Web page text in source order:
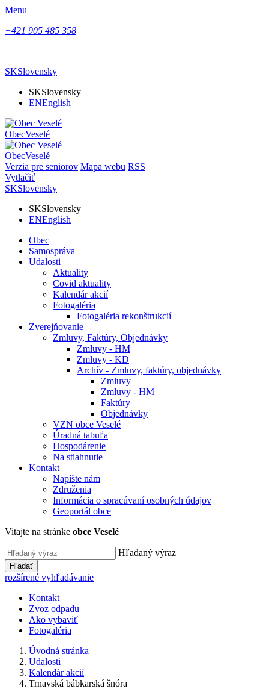
Menu
+421 905 485 358
SKSlovensky
SKSlovensky
ENEnglish
ObecVeselé
ObecVeselé
Verzia pre seniorov Mapa webu RSS
Vytlačiť
SKSlovensky
SKSlovensky
ENEnglish
Obec
Samospráva
Udalosti
Aktuality
Covid aktuality
Kalendár akcií
Fotogaléria
Fotogaléria rekonštrukcií
Zverejňovanie
Zmluvy, Faktúry, Objednávky
Zmluvy - HM
Zmluvy - KD
Archív - Zmluvy, faktúry, objednávky
Zmluvy
Zmluvy - HM
Faktúry
Objednávky
VZN obce Veselé
Úradná tabuľa
Hospodárenie
Na stiahnutie
Kontakt
Napíšte nám
Združenia
Informácia o spracúvaní osobných údajov
Geoportál obce
Vitajte na stránke obce Veselé
Hľadaný výraz
Hľadať
rozšírené vyhľadávanie
Kontakt
Zvoz odpadu
Ako vybaviť
Fotogaléria
Úvodná stránka
Udalosti
Kalendár akcií
Trnavská bábkarská šnóra